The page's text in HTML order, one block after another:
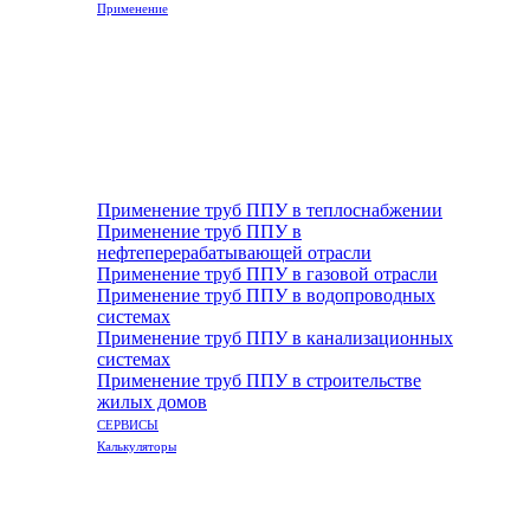
Применение
Применение труб ППУ в теплоснабжении
Применение труб ППУ в
нефтеперерабатывающей отрасли
Применение труб ППУ в газовой отрасли
Применение труб ППУ в водопроводных
системах
Применение труб ППУ в канализационных
системах
Применение труб ППУ в строительстве
жилых домов
СЕРВИСЫ
Калькуляторы